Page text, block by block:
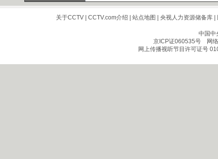
关于CCTV| CCTV.com介绍 | 站点地图 | 央视人力资源储备库|
中国中
京ICP证060535号网络
网上传播视听节目许可证号